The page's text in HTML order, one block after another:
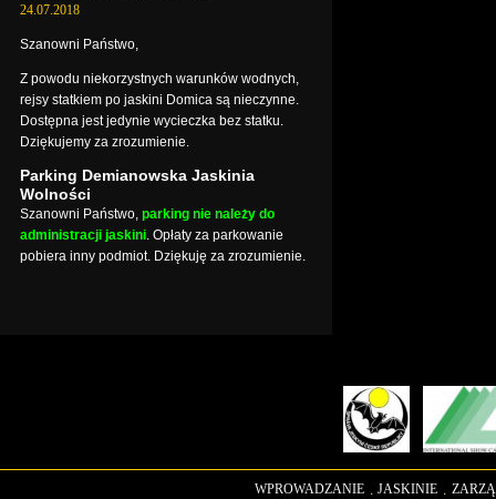
24.07.2018
Szanowni Państwo,
Z powodu niekorzystnych warunków wodnych,
rejsy statkiem po jaskini Domica są nieczynne.
Dostępna jest jedynie wycieczka bez statku.
Dziękujemy za zrozumienie.
Parking Demianowska Jaskinia
Wolności
Szanowni Państwo, parking nie należy do
administracji jaskini. Opłaty za parkowanie
pobiera inny podmiot. Dziękuję za zrozumienie.
WPROWADZANIE JASKINIE